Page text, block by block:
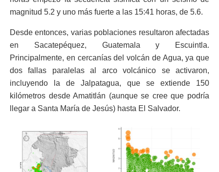
magnitud 5.2 y uno más fuerte a las 15:41 horas, de 5.6.
Desde entonces, varias poblaciones resultaron afectadas
en Sacatepéquez, Guatemala y Escuintla.
Principalmente, en cercanías del volcán de Agua, ya que
dos fallas paralelas al arco volcánico se activaron,
incluyendo la de Jalpatagua, que se extiende 150
kilómetros desde Amatitlán (aunque se cree que podría
llegar a Santa María de Jesús) hasta El Salvador.